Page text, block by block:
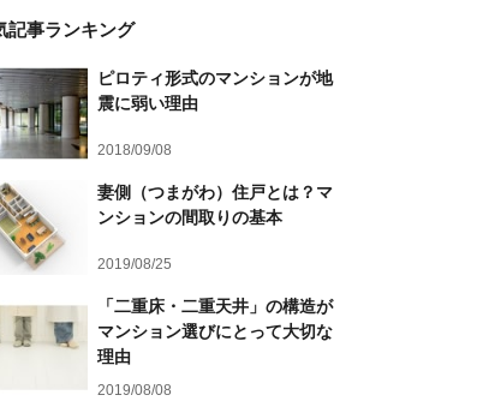
記事ランキング
ピロティ形式のマンションが地
震に弱い理由
2018/09/08
妻側（つまがわ）住戸とは？マ
ンションの間取りの基本
2019/08/25
「二重床・二重天井」の構造が
マンション選びにとって大切な
理由
2019/08/08